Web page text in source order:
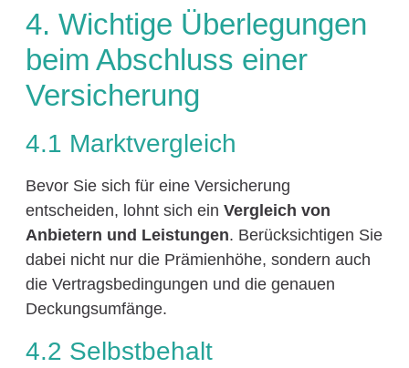
4. Wichtige Überlegungen
beim Abschluss einer
Versicherung
4.1 Marktvergleich
Bevor Sie sich für eine Versicherung
entscheiden, lohnt sich ein Vergleich von
Anbietern und Leistungen. Berücksichtigen Sie
dabei nicht nur die Prämienhöhe, sondern auch
die Vertragsbedingungen und die genauen
Deckungsumfänge.
4.2 Selbstbehalt